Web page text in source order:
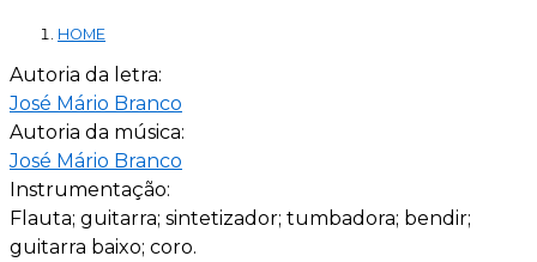
HOME
Autoria da letra:
José Mário Branco
Autoria da música:
José Mário Branco
Instrumentação:
Flauta; guitarra; sintetizador; tumbadora; bendir;
guitarra baixo; coro.